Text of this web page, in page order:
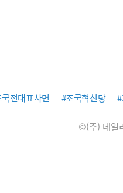
전대표사면 #조국혁신당
©(주) 데일